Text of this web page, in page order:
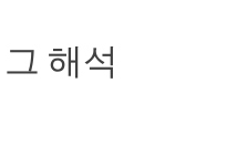
해석